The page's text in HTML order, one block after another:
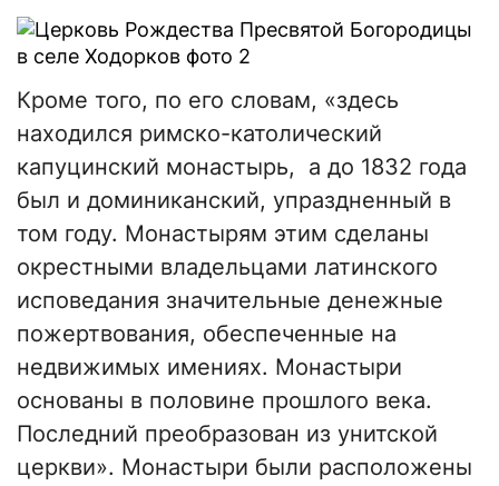
Кроме того, по его словам, «здесь
находился римско-католический
капуцинский монастырь, а до 1832 года
был и доминиканский, упраздненный в
том году. Монастырям этим сделаны
окрестными владельцами латинского
исповедания значительные денежные
пожертвования, обеспеченные на
недвижимых имениях. Монастыри
основаны в половине прошлого века.
Последний преобразован из унитской
церкви». Монастыри были расположены